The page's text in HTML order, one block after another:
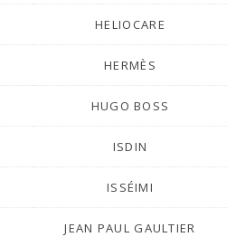
HELIOCARE
HERMÈS
HUGO BOSS
ISDIN
ISSÉIMI
JEAN PAUL GAULTIER